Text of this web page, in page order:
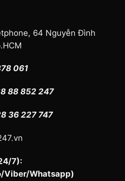
64 Nguyễn Đình
061
88 852 247
36 227 747
7):
Viber/Whatsapp)